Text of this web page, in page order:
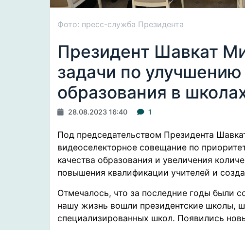
Фото: пресс-служба Президента
Президент Шавкат
задачи по улучшению
образования в
28.08.2023 16:40 1
Под председательством Президента
видеоселекторное совещание по
качества образования и увеличения
повышения квалификации учителей и
Отмечалось, что за последние годы были
нашу жизнь вошли президентские школы,
специализированных школ. Появились